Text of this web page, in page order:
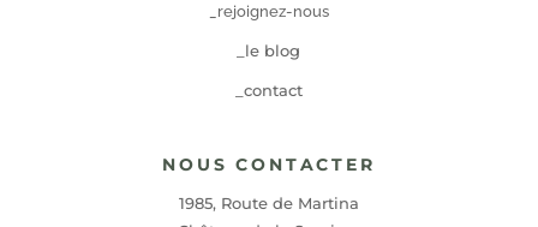
_rejoignez-nous
_le blog
_contact
NOUS CONTACTER
1985, Route de Martina